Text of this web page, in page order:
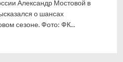
Александр Мостовой в
о шансах
сезоне. Фото: ФК...